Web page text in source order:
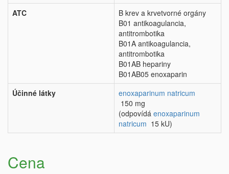
ATC
B krev a krvetvorné orgány
B01 antikoagulancia,
antitrombotika
B01A antikoagulancia,
antitrombotika
B01AB hepariny
B01AB05 enoxaparin
Účinné látky
enoxaparinum natricum
150 mg
(odpovídá enoxaparinum
natricum 15 kU)
Cena